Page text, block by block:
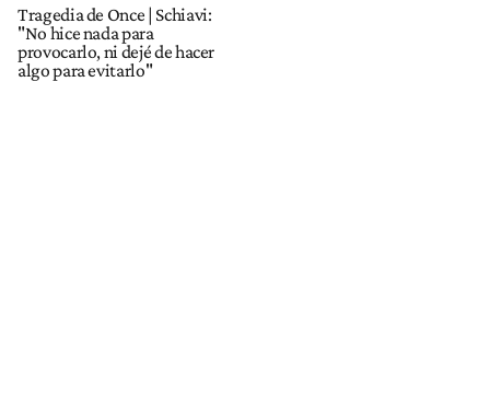
Tragedia de Once | Schiavi:
"No hice nada para
provocarlo, ni dejé de hacer
algo para evitarlo"